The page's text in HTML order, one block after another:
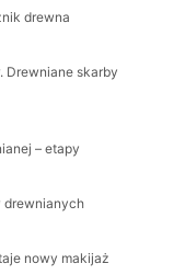
drewna
Drewniane skarby
– etapy
drewnianych
nowy makijaż